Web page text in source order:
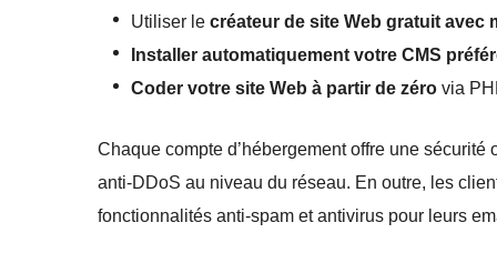
Utiliser le créateur de site Web gratuit avec
Installer automatiquement votre CMS
Coder votre site Web à partir de zéro via
Chaque compte d’hébergement offre une sécurité
anti-DDoS au niveau du réseau. En outre, les
fonctionnalités anti-spam et antivirus pour leurs